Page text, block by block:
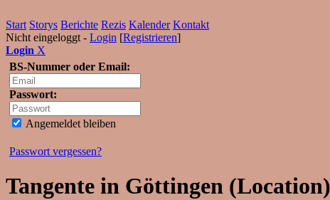
Start Storys Berichte Rezis Kalender Kontakt
Nicht eingeloggt - Login [Registrieren]
Login X
BS-Nummer oder Email:
Passwort:
Angemeldet bleiben
Passwort vergessen?
Tangente in Göttingen